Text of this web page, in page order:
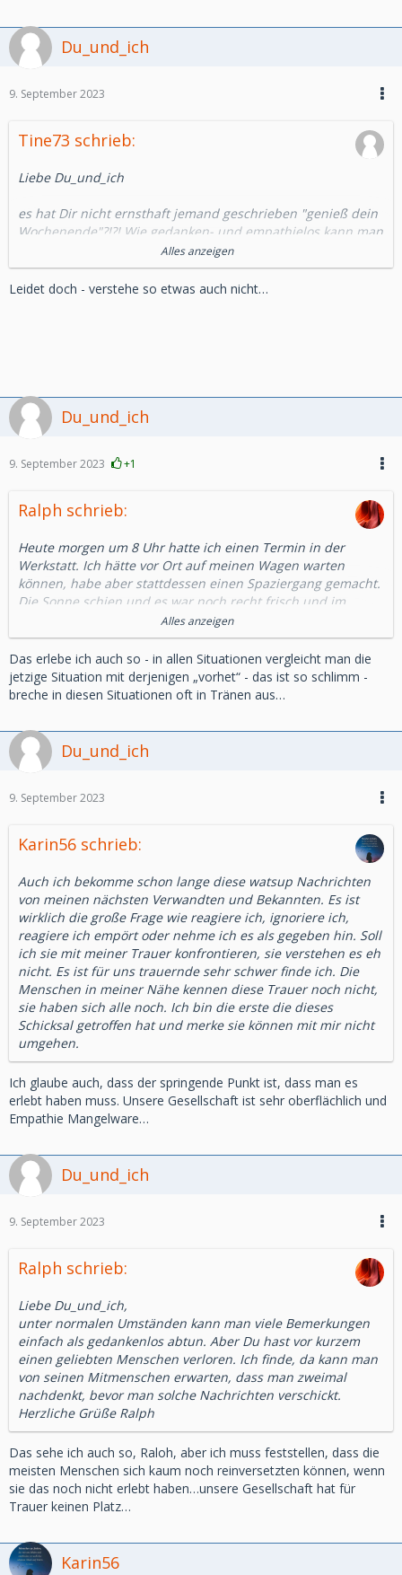
Du_und_ich
9. September 2023
Tine73 schrieb:
Liebe Du_und_ich
es hat Dir nicht ernsthaft jemand geschrieben "genieß dein
Wochenende"?!?! Wie gedanken- und empathielos kann man
denn bitte sein?! Unglaublich!
Herzliche Grüße
Alles anzeigen
Leidet doch - verstehe so etwas auch nicht…
Du_und_ich
9. September 2023 +1
Ralph schrieb:
Heute morgen um 8 Uhr hatte ich einen Termin in der
Werkstatt. Ich hätte vor Ort auf meinen Wagen warten
können, habe aber stattdessen einen Spaziergang gemacht.
Die Sonne schien und es war noch recht frisch und im
angrenzenden Park war nur wenig Publikum unterwegs.
Unter normalen Umständen hätte ich meinen kleinen
Spaziergang genossen.
Früher wäre ich danach noch beim Bäcker vorbeigefahren
und hätte alles für das gemeinsame Frühstück mit meiner
Ich hätte sie vorher angerufen und sie hätte mich bereits
mit einem Kaffee erwartet.
Alles wäre perfekt gewesen.
gestarrt und in Erinnerungen geschwelgt und war einfach
Jetzt ist nichts mehr perfekt.
Alles anzeigen
Das erlebe ich auch so - in allen Situationen vergleicht man die
jetzige Situation mit derjenigen „vorhet“ - das ist so schlimm -
breche in diesen Situationen oft in Tränen aus…
Du_und_ich
9. September 2023
Karin56 schrieb:
Auch ich bekomme schon lange diese watsup Nachrichten
von meinen nächsten Verwandten und Bekannten. Es ist
wirklich die große Frage wie reagiere ich, ignoriere ich,
reagiere ich empört oder nehme ich es als gegeben hin. Soll
ich sie mit meiner Trauer konfrontieren, sie verstehen es eh
nicht. Es ist für uns trauernde sehr schwer finde ich. Die
Menschen in meiner Nähe kennen diese Trauer noch nicht,
sie haben sich alle noch. Ich bin die erste die dieses
Schicksal getroffen hat und merke sie können mit mir nicht
umgehen.
Ich glaube auch, dass der springende Punkt ist, dass man es
erlebt haben muss. Unsere Gesellschaft ist sehr oberflächlich und
Empathie Mangelware…
Du_und_ich
9. September 2023
Ralph schrieb:
Liebe Du_und_ich,
unter normalen Umständen kann man viele Bemerkungen
einfach als gedankenlos abtun. Aber Du hast vor kurzem
einen geliebten Menschen verloren. Ich finde, da kann man
von seinen Mitmenschen erwarten, dass man zweimal
nachdenkt, bevor man solche Nachrichten verschickt.
Herzliche Grüße Ralph
Das sehe ich auch so, Raloh, aber ich muss feststellen, dass die
meisten Menschen sich kaum noch reinversetzten können, wenn
sie das noch nicht erlebt haben…unsere Gesellschaft hat für
Trauer keinen Platz…
Karin56